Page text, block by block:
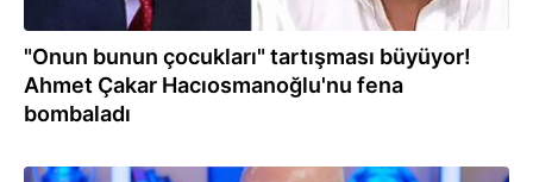
"Onun bunun çocukları" tartışması büyüyor!
Ahmet Çakar Hacıosmanoğlu'nu fena
bombaladı